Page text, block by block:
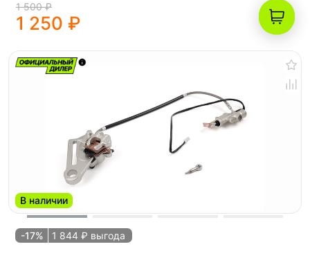
1 500 ₽
1 250 ₽
В наличии
-17% 1 844 ₽ выгода